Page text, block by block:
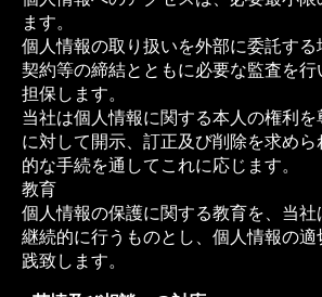
ます。
個人情報の取り扱いを外部に委託す
契約等の締結とともに必要な監査を
担保します。
当社は個人情報に関する本人の権利を
に対して開示、訂正及び削除を求め
的な手続を通してこれに応じます。
教育
個人情報の保護に関する教育を、当社
継続的に行うものとし、個人情報の
践致します。